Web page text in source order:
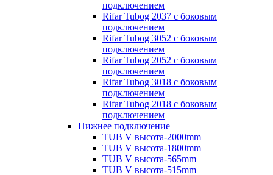
подключением
Rifar Tubog 2037 с боковым
подключением
Rifar Tubog 3052 с боковым
подключением
Rifar Tubog 2052 с боковым
подключением
Rifar Tubog 3018 с боковым
подключением
Rifar Tubog 2018 с боковым
подключением
Нижнее подключение
TUB V высота-2000mm
TUB V высота-1800mm
TUB V высота-565mm
TUB V высота-515mm